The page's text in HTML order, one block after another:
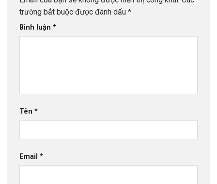
trường bắt buộc được đánh dấu *
Bình luận *
Tên *
Email *